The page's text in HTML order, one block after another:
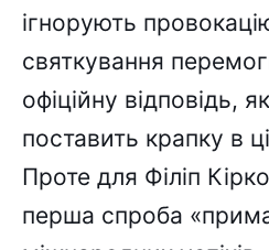
ігнорують
святкування
офіційну відповідь,
поставить крапку в
Проте для Філіп
перша спроба